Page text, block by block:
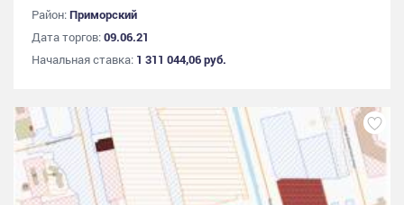
Район:Приморский
Дата торгов:09.06.21
Начальная ставка: 1 311 044,06 руб.